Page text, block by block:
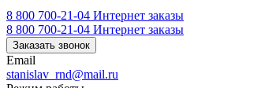
8 800 700-21-04 Интернет заказы
8 800 700-21-04 Интернет заказы
Заказать звонок
Email
stanislav_rnd@mail.ru